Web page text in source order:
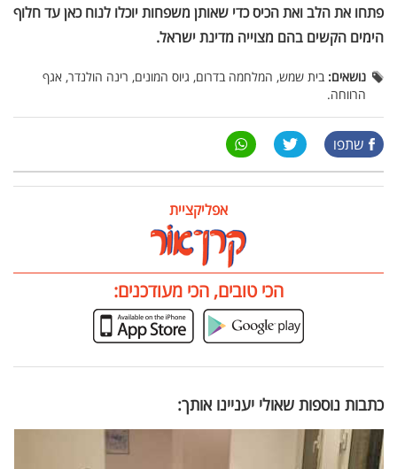
פתחו את הלב ואת הכיס כדי שאותן משפחות יוכלו לנוח כאן עד חלוף
הימים הקשים בהם מצוייה מדינת ישראל.
נושאים: בית שמש, המלחמה בדרום, גיוס המונים, רינה הולנדר, אגף
הרווחה.
שתפו
אפליקציית
הכי טובים, הכי מעודכנים:
כתבות נוספות שאולי יעניינו אותך: